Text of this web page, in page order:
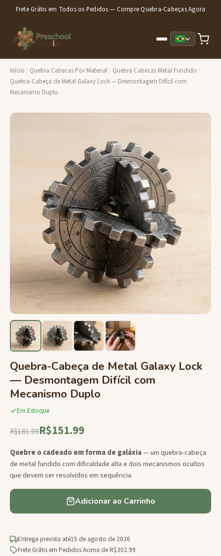
Frete Grátis em Todos os Pedidos — Compre Quebra-Cabeças Agora
Início / Quebra Cabecas Por Material/ Quebra Cabecas Metal Fundido /
Quebra-Cabeça de Metal Galaxy Lock — Desmontagem Difícil com
Mecanismo Duplo
Quebra-Cabeça de Metal Galaxy Lock
— Desmontagem Difícil com
Mecanismo Duplo
Em Estoque
R$181.99R$151.99
Quebre o cadeado em forma de galáxia— um quebra-cabeça
de metal fundido com dificuldade alta e dois mecanismos ocultos
que devem ser resolvidos em sequência.
Adicionar ao Carrinho
Entrega prevista até15 de agosto de 2026
Frete Grátis em Pedidos Acima de R$302.99